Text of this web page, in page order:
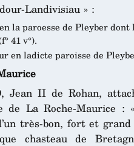
Landivisiau » :
la paroesse de Pleyber
41 v°).
en ladicte paroisse de
Jean II de Rohan,
de La Roche-Maurice
très-bon, fort et
chasteau de